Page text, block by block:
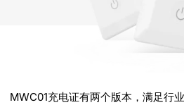
MWC01充电证有两个版本，满足行